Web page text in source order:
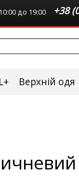
+38
до 19:00
Верхній